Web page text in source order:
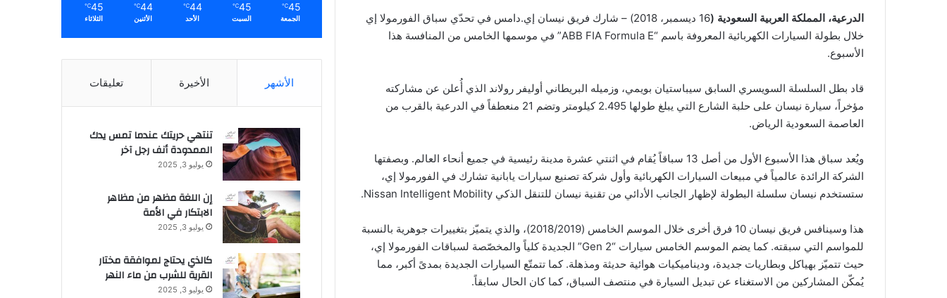
ك
ت
ن
ي
ا
الدرعية، المملكة العربية السعودية (
16 ديسمبر، 2018) – شارك فريق نيسان إي.دامس في تحدّي سباق الفورمولا إي
خلال بطولة السيارات الكهربائية المعروفة باسم “ABB FIA Formula E” في موسمها الخامس من المنافسة هذا
الأسبوع.
قاد بطل السلسلة السويسري السابق سيباستيان بويمي، وزميله البريطاني أوليفر رولاند الذي أُعلن عن مشاركته
مؤخراً، سيارة نيسان على حلبة الشارع التي يبلغ طولها 2.495 كيلومتر وتضم 21 منعطفاً في الدرعية بالقرب من
العاصمة السعودية الرياض.
ويُعد سباق هذا الأسبوع الأول من أصل 13 سباقاً يُقام في اثنتي عشرة مدينة رئيسية في جميع أنحاء العالم. وبصفتها
الشركة الرائدة عالمياً في مبيعات السيارات الكهربائية وأول شركة تصنيع سيارات يابانية تشارك في الفورمولا إي،
ستستخدم نيسان سلسلة البطولة لإظهار الجانب الأدائي من تقنية نيسان للتنقل الذكي Nissan Intelligent Mobility.
هذا وسينافس فريق نيسان 10 فرق أخرى خلال الموسم الخامس (2018/2019)، والذي يتميّز بتغييرات جوهرية بالنسبة
للمواسم التي سبقته. كما يضم الموسم الخامس سيارات “Gen 2” الجديدة كلياً والمخصّصة لسباقات الفورمولا إي،
حيث تتميّز بهياكل وبطاريات جديدة، وديناميكيات هوائية حديثة ومذهلة. كما تتمتّع السيارات الجديدة بمدىً أكبر، مما
يُمكّن المشاركين من الاستغناء عن تبديل السيارة في منتصف السباق، كما كان الحال سابقاً.
45
℃
الجمعة
45
℃
السبت
44
℃
الأحد
44
℃
الأثنين
45
℃
الثلاثاء
الأشهر الأخيرة تعليقات
تنتهي حريتك عندما تمس يدك
الممدودة أنف رجل آخر
يوليو 3, 2025
إن اللغة مظهر من مظاهر
الابتكار في الأمة
يوليو 3, 2025
كالذي يحتاج لموافقة مختار
القرية للشرب من ماء النهر
يوليو 3, 2025